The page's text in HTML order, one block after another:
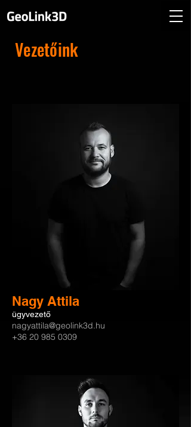
Vezetőink
Nagy Attila
ügyvezető
nagyattila@geolink3d.hu
+36 20 985 0309